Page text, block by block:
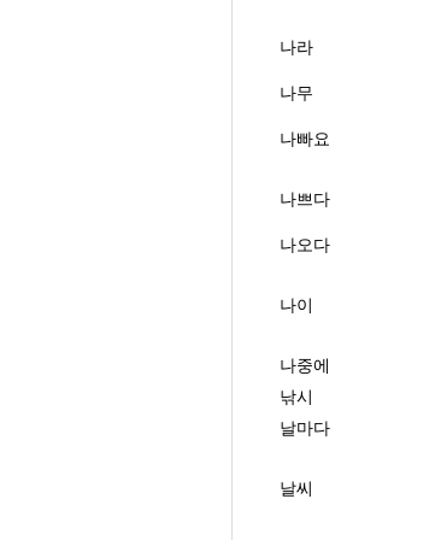
나라
나무
나빠요
나쁘다
나오다
나이
나중에
낚시
날마다
날씨